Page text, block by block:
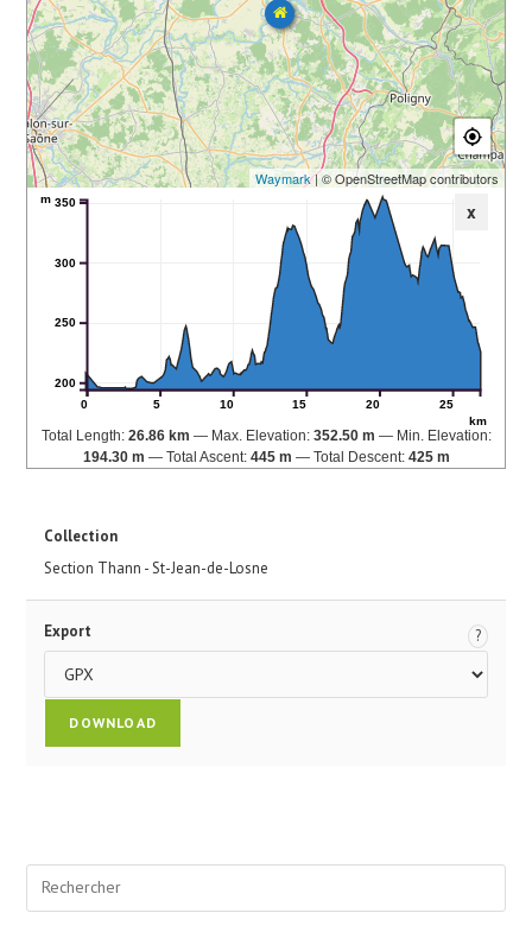
Waymark| © OpenStreetMap contributors
x
0 5 10 15 20 25
km
200
250
300
350
m
Total Length: 26.86 km Max. Elevation: 352.50 m
Min. Elevation:
194.30 m
Total Ascent: 445 m Total Descent: 425 m
Collection
Section Thann - St-Jean-de-Losne
?
Export